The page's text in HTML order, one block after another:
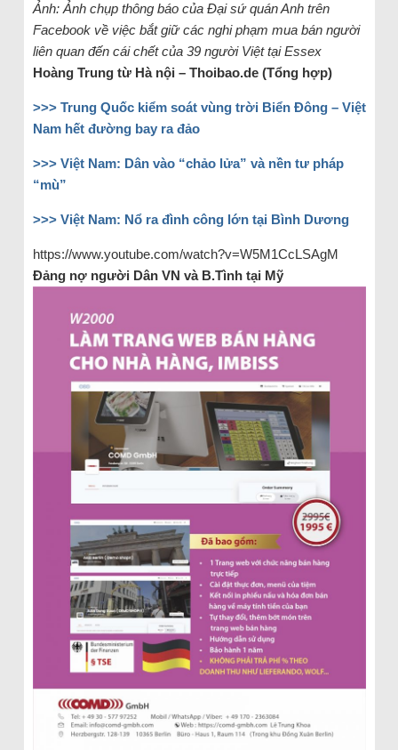
Ảnh: Ảnh chụp thông báo của Đại sứ quán Anh trên
Facebook về việc bắt giữ các nghi phạm mua bán người
liên quan đến cái chết của 39 người Việt tại Essex
Hoàng Trung từ Hà nội – Thoibao.de (Tổng hợp)
>>> Trung Quốc kiểm soát vùng trời Biển Đông – Việt
Nam hết đường bay ra đảo
>>> Việt Nam: Dân vào “chảo lửa” và nền tư pháp
“mù”
>>> Việt Nam: Nổ ra đình công lớn tại Bình Dương
https://www.youtube.com/watch?v=W5M1CcLSAgM
Đảng nợ người Dân VN và B.Tình tại Mỹ